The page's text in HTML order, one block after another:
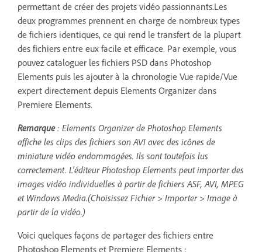
permettant de créer des projets vidéo passionnants.Les
deux programmes prennent en charge de nombreux types
de fichiers identiques, ce qui rend le transfert de la plupart
des fichiers entre eux facile et efficace. Par exemple, vous
pouvez cataloguer les fichiers PSD dans Photoshop
Elements puis les ajouter à la chronologie Vue rapide/Vue
expert directement depuis Elements Organizer dans
Premiere Elements.
Remarque: Elements Organizer de Photoshop Elements
affiche les clips des fichiers son AVI avec des icônes de
miniature vidéo endommagées. Ils sont toutefois lus
correctement. L'éditeur Photoshop Elements peut importer des
images vidéo individuelles à partir de fichiers ASF, AVI, MPEG
et Windows Media.(Choisissez Fichier > Importer > Image à
partir de la vidéo.)
Voici quelques façons de partager des fichiers entre
Photoshop Elements et Premiere Elements :